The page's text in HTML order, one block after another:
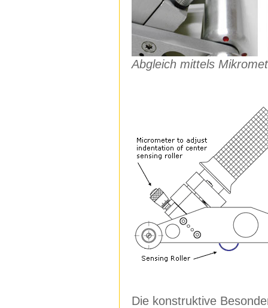
Abgleich mittels
Die konstruktive